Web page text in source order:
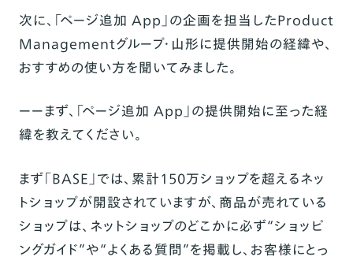
次に、「ページ追加 App」の企画を担当したProduct
Managementグループ・山形に提供開始の経緯や、
おすすめの使い方を聞いてみました。
ーーまず、「ページ追加 App」の提供開始に至った経
緯を教えてください。
まず「BASE」では、累計150万ショップを超えるネッ
トショップが開設されていますが、商品が売れている
ショップは、ネットショップのどこかに必ず“ショッピ
ングガイド”や“よくある質問”を掲載し、お客様にとっ